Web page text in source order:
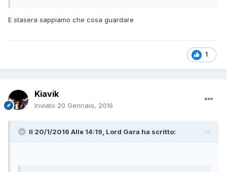
E stasera sappiamo che cosa guardare
1
Kiavik
Inviato 20 Gennaio, 2016
Il 20/1/2016 Alle 14:19, Lord Gara ha scritto: